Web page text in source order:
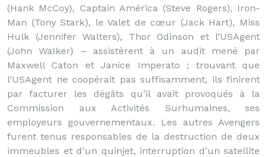
(Hank McCoy), Captain América (Steve Rogers), Iron-
Man (Tony Stark), le Valet de cœur (Jack Hart), Miss
Hulk (Jennifer Walters), Thor Odinson et l’USAgent
(John Walker) – assistèrent à un audit mené par
Maxwell Caton et Janice Imperato ; trouvant que
l’USAgent ne coopérait pas suffisamment, ils finirent
par facturer les dégâts qu’il avait provoqués à la
Commission aux Activités Surhumaines, ses
employeurs gouvernementaux. Les autres Avengers
furent tenus responsables de la destruction de deux
immeubles et d’un quinjet, interruption d’un satellite